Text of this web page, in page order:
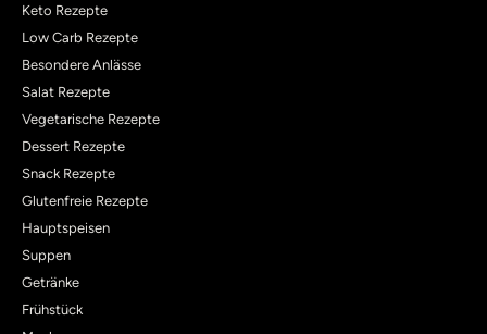
Keto Rezepte
Low Carb Rezepte
Besondere Anlässe
Salat Rezepte
Vegetarische Rezepte
Dessert Rezepte
Snack Rezepte
Glutenfreie Rezepte
Hauptspeisen
Suppen
Getränke
Frühstück